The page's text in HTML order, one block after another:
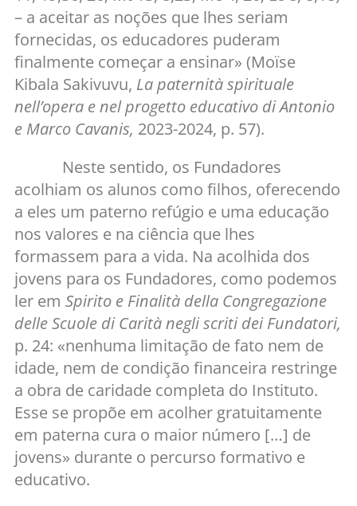
– a aceitar as noções que lhes seriam
fornecidas, os educadores puderam
finalmente começar a ensinar» (Moïse
Kibala Sakivuvu, La paternità spirituale
nell’opera e nel progetto educativo di Antonio
e Marco Cavanis, 2023-2024, p. 57).
Neste sentido, os Fundadores
acolhiam os alunos como filhos, oferecendo
a eles um paterno refúgio e uma educação
nos valores e na ciência que lhes
formassem para a vida. Na acolhida dos
jovens para os Fundadores, como podemos
ler em Spirito e Finalità della Congregazione
delle Scuole di Carità negli scriti dei Fundatori,
p. 24: «nenhuma limitação de fato nem de
idade, nem de condição financeira restringe
a obra de caridade completa do Instituto.
Esse se propõe em acolher gratuitamente
em paterna cura o maior número […] de
jovens» durante o percurso formativo e
educativo.